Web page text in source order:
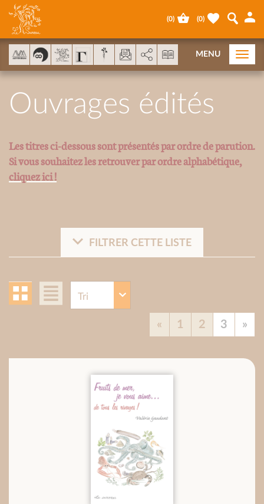
Ouvrages édités
Les titres ci-dessous sont présentés par ordre de parution.
Si vous souhaitez les retrouver par ordre alphabétique,
cliquez ici !
FILTRER CETTE LISTE
« 1 2 3 »
(0) (0)
MENU
AddThis está deshabilitado. Permitir
Panel de gestión de cookies